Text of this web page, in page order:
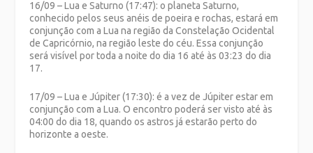
16/09 – Lua e Saturno (17:47): o planeta Saturno,
conhecido pelos seus anéis de poeira e rochas, estará em
conjunção com a Lua na região da Constelação Ocidental
de Capricórnio, na região leste do céu. Essa conjunção
será visível por toda a noite do dia 16 até às 03:23 do dia
17.
17/09 – Lua e Júpiter (17:30): é a vez de Júpiter estar em
conjunção com a Lua. O encontro poderá ser visto até às
04:00 do dia 18, quando os astros já estarão perto do
horizonte a oeste.